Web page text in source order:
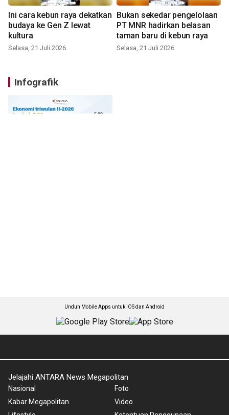
Ini cara kebun raya dekatkan
budaya ke Gen Z lewat
kultura
Selasa, 21 Juli 2026
Bukan sekedar pengelolaan
PT MNR hadirkan belasan
taman baru di kebun raya
Selasa, 21 Juli 2026
Infografik
Unduh Mobile Apps untuk iOS dan Android
Jelajahi ANTARA News Megapolitan
Nasional
Kabar Megapolitan
Foto
Video